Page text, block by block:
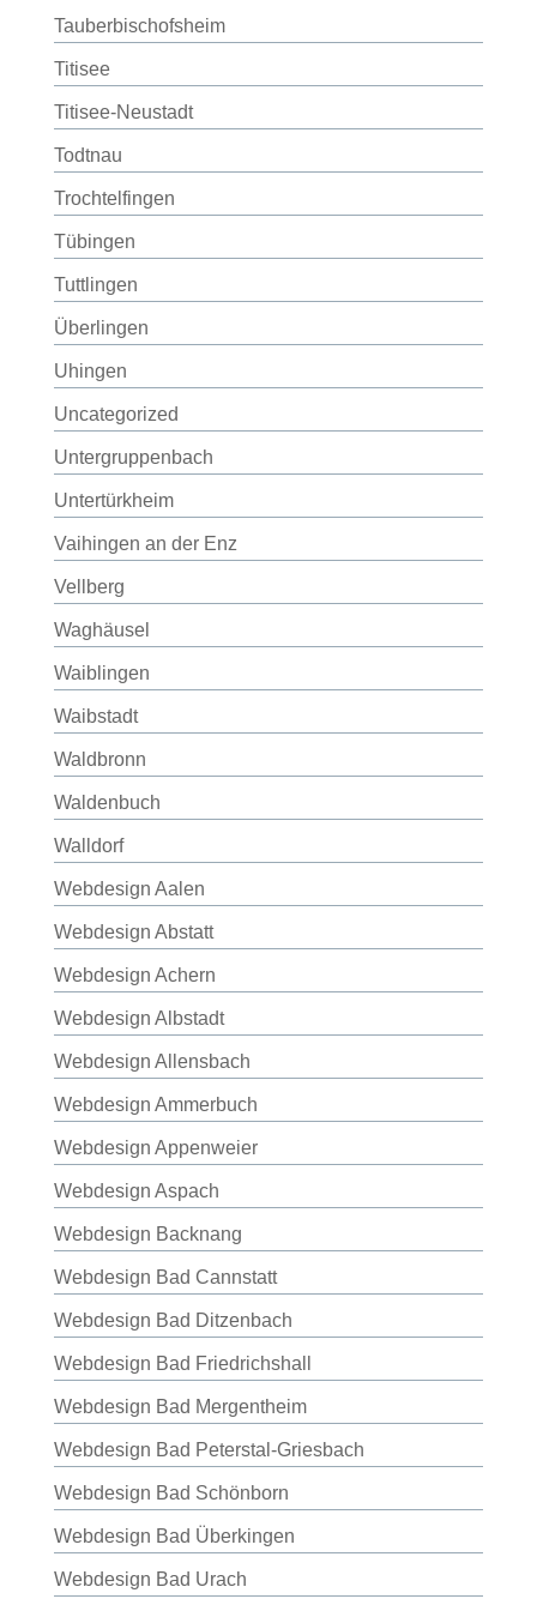
Tauberbischofsheim
Titisee
Titisee-Neustadt
Todtnau
Trochtelfingen
Tübingen
Tuttlingen
Überlingen
Uhingen
Uncategorized
Untergruppenbach
Untertürkheim
Vaihingen an der Enz
Vellberg
Waghäusel
Waiblingen
Waibstadt
Waldbronn
Waldenbuch
Walldorf
Webdesign Aalen
Webdesign Abstatt
Webdesign Achern
Webdesign Albstadt
Webdesign Allensbach
Webdesign Ammerbuch
Webdesign Appenweier
Webdesign Aspach
Webdesign Backnang
Webdesign Bad Cannstatt
Webdesign Bad Ditzenbach
Webdesign Bad Friedrichshall
Webdesign Bad Mergentheim
Webdesign Bad Peterstal-Griesbach
Webdesign Bad Schönborn
Webdesign Bad Überkingen
Webdesign Bad Urach